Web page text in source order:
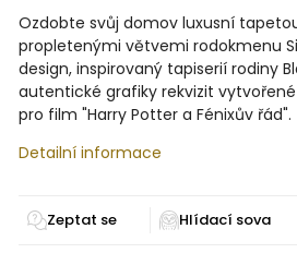
Ozdobte svůj domov luxusní
propletenými větvemi rodokmenu
design, inspirovaný tapiserií rodiny
autentické grafiky rekvizit
pro film "Harry Potter a Fénixův řád".
Detailní informace
Zeptat se